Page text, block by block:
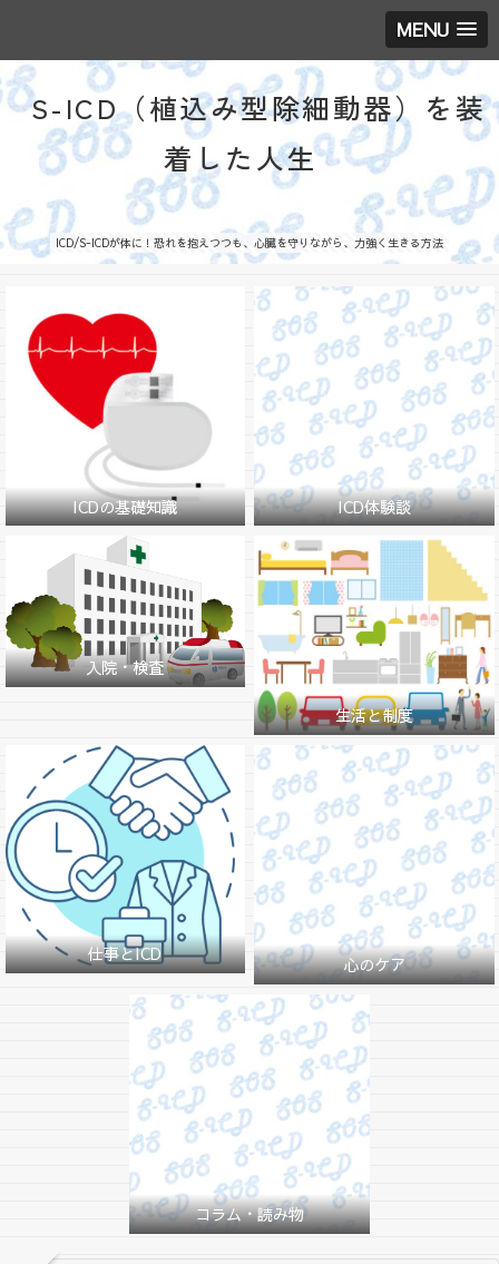
MENU
S-ICD（植込み型除細動器）を装
着した人生
ICD/S-ICDが体に！恐れを抱えつつも、心臓を守りながら、力強く生きる方法
ICDの基礎知識 ICD体験談
入院・検査
生活と制度
仕事とICD 心のケア
コラム・読み物